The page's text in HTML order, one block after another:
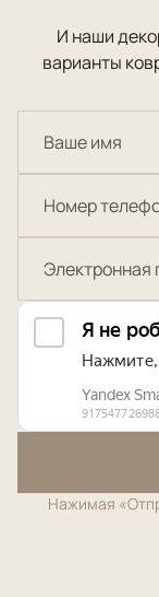
И наши
варианты
Нажимая